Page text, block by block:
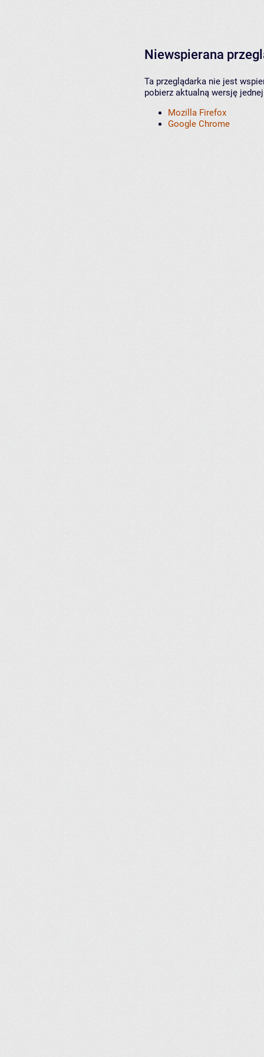
Niewspierana
Ta przeglądarka nie jest
pobierz aktualną wersję
Mozilla Firefox
Google Chrome